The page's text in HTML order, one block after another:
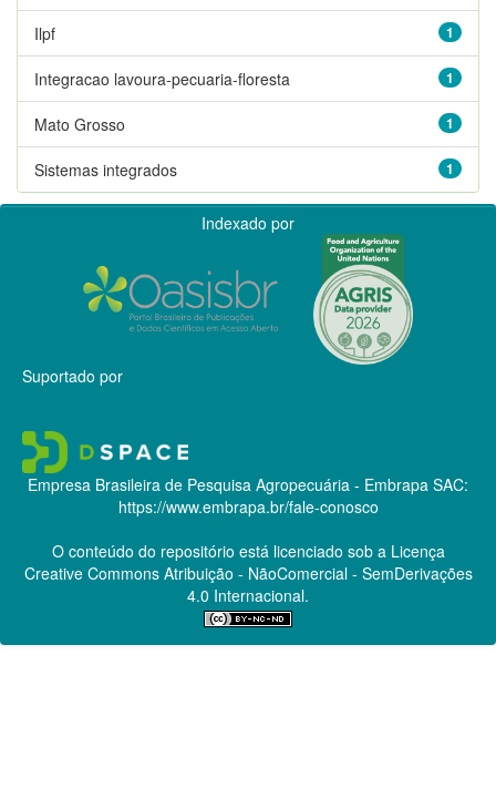
1
Ilpf
1
Integracao lavoura-pecuaria-floresta
1
Mato Grosso
1
Sistemas integrados
Indexado por
Suportado por
Empresa Brasileira de Pesquisa Agropecuária - Embrapa SAC:
https://www.embrapa.br/fale-conosco
O conteúdo do repositório está licenciado sob a Licença
Creative CommonsAtribuição - NãoComercial - SemDerivações
4.0 Internacional.